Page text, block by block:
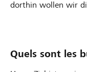
dorthin wollen wir
Quels sont les